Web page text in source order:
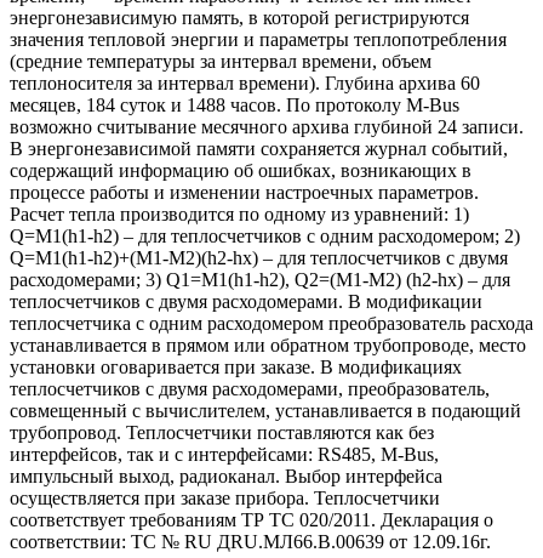
энергонезависимую память, в которой регистрируются
значения тепловой энергии и параметры теплопотребления
(средние температуры за интервал времени, объем
теплоносителя за интервал времени). Глубина архива 60
месяцев, 184 суток и 1488 часов. По протоколу M-Bus
возможно считывание месячного архива глубиной 24 записи.
В энергонезависимой памяти сохраняется журнал событий,
содержащий информацию об ошибках, возникающих в
процессе работы и изменении настроечных параметров.
Расчет тепла производится по одному из уравнений: 1)
Q=M1(h1-h2) – для теплосчетчиков с одним расходомером; 2)
Q=M1(h1-h2)+(М1-М2)(h2-hх) – для теплосчетчиков с двумя
расходомерами; 3) Q1=M1(h1-h2), Q2=(M1-M2) (h2-hx) – для
теплосчетчиков с двумя расходомерами. В модификации
теплосчетчика с одним расходомером преобразователь расхода
устанавливается в прямом или обратном трубопроводе, место
установки оговаривается при заказе. В модификациях
теплосчетчиков с двумя расходомерами, преобразователь,
совмещенный с вычислителем, устанавливается в подающий
трубопровод. Теплосчетчики поставляются как без
интерфейсов, так и с интерфейсами: RS485, M-Bus,
импульсный выход, радиоканал. Выбор интерфейса
осуществляется при заказе прибора. Теплосчетчики
соответствует требованиям ТР ТС 020/2011. Декларация о
соответствии: ТС № RU ДRU.МЛ66.В.00639 от 12.09.16г.